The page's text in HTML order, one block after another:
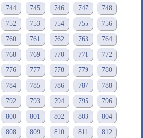
744 745 746 747 748
752 753 754 755 756
760 761 762 763 764
768 769 770 771 772
776 777 778 779 780
784 785 786 787 788
792 793 794 795 796
800 801 802 803 804
808 809 810 811 812